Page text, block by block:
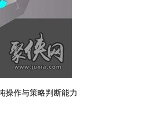
操作与策略判断能力